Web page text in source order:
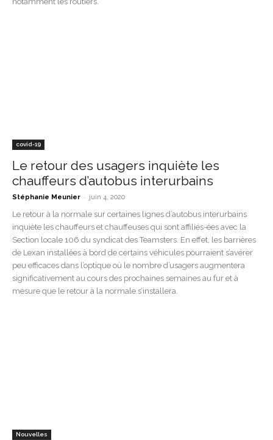
covid-19
Le retour des usagers inquiète les
chauffeurs d’autobus interurbains
Stéphanie Meunier - juin 4, 2020
Le retour à la normale sur certaines lignes d’autobus interurbains
inquiète les chauffeurs et chauffeuses qui sont affiliés-ées avec la
Section locale 106 du syndicat des Teamsters. En effet, les barrières
de Lexan installées à bord de certains véhicules pourraient s’avérer
peu efficaces dans l’optique où le nombre d’usagers augmentera
significativement au cours des prochaines semaines au fur et à
mesure que le retour à la normale s’installera.
Nouvelles